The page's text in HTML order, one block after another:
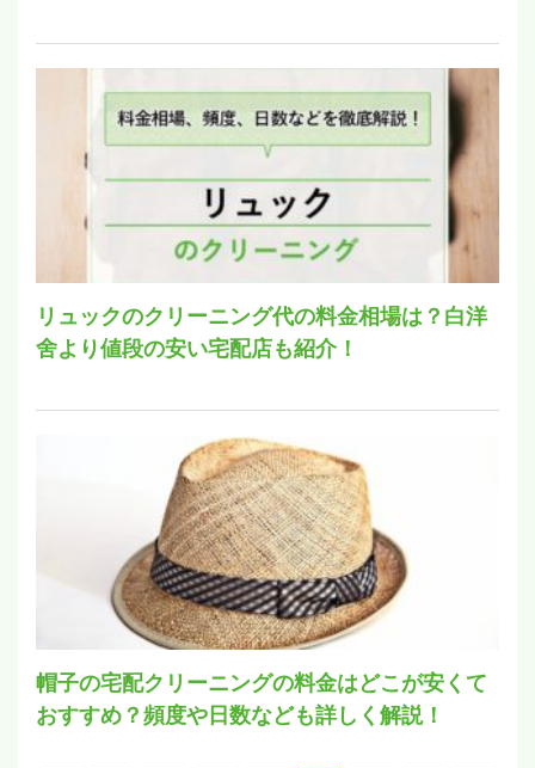
リュックのクリーニング代の料金相場は？白洋
舍より値段の安い宅配店も紹介！
帽子の宅配クリーニングの料金はどこが安くて
おすすめ？頻度や日数なども詳しく解説！